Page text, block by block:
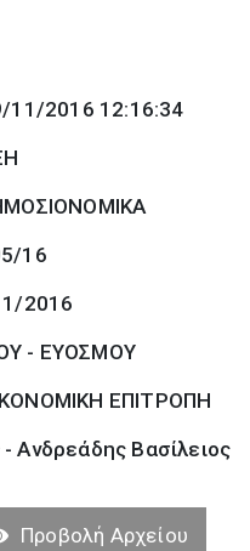
11/2016 12:16:34
16
2016
- ΕΥΟΣΜΟΥ
ΕΠΙΤΡΟΠΗ
Ανδρεάδης Βασίλειος
Προβολή Αρχείου